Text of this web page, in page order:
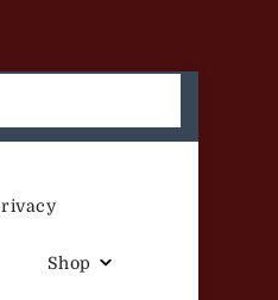
Shop